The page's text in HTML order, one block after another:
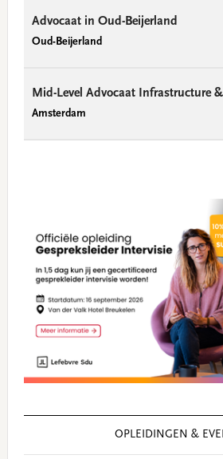
Advocaat in Oud-Beijerland
Oud-Beijerland
Mid-Level Advocaat Infrastructure
Amsterdam
OPLEIDINGEN &